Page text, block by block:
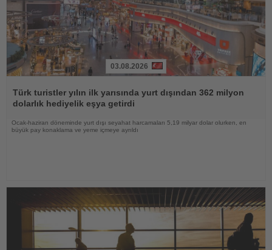
Oku
03.08.2026
Türk turistler yılın ilk yarısında yurt dışından 362 milyon
dolarlık hediyelik eşya getirdi
Ocak-haziran döneminde yurt dışı seyahat harcamaları 5,19 milyar dolar olurken, en
büyük pay konaklama ve yeme içmeye ayrıldı